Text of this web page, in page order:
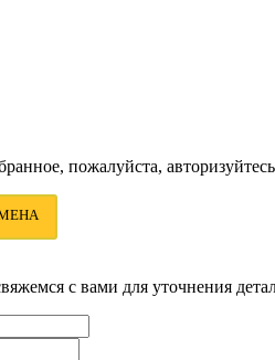
пожалуйста, авторизуйтесь
с вами для уточнения